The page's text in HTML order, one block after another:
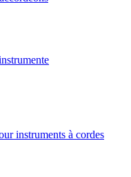
instruments à cordes